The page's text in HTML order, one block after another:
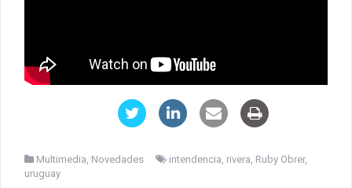
Multimedia Novedades intendencia rivera Ruby Obrer,
uruguay